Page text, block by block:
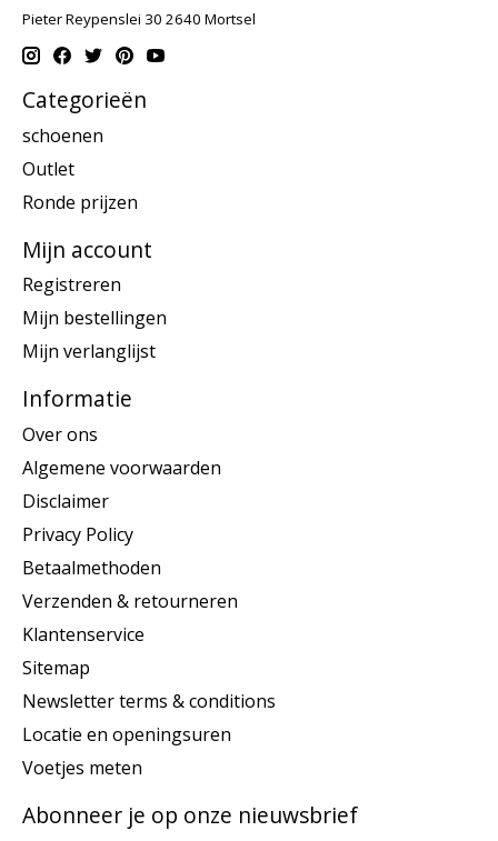
Pieter Reypenslei 30 2640 Mortsel
Categorieën
schoenen
Outlet
Ronde prijzen
Mijn account
Registreren
Mijn bestellingen
Mijn verlanglijst
Informatie
Over ons
Algemene voorwaarden
Disclaimer
Privacy Policy
Betaalmethoden
Verzenden & retourneren
Klantenservice
Sitemap
Newsletter terms & conditions
Locatie en openingsuren
Voetjes meten
Abonneer je op onze nieuwsbrief